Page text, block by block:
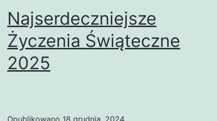
Najserdeczniejsze
Życzenia Świąteczne
2025
Opublikowano 18 grudnia, 2024